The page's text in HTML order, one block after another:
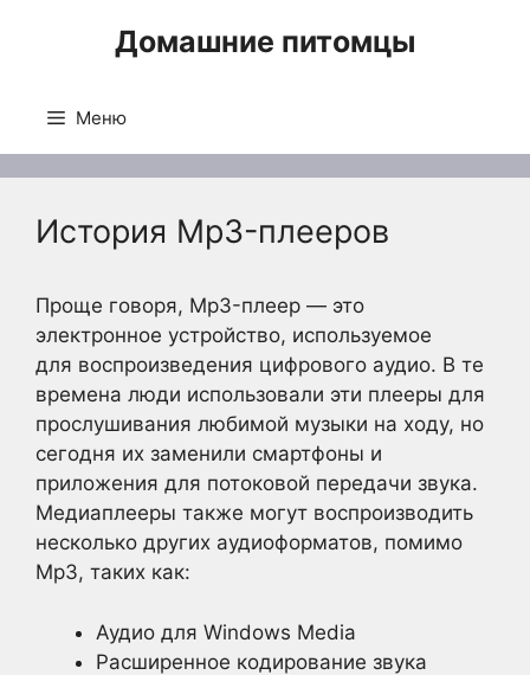
Домашние питомцы
Меню
История Mp3-плееров
Проще говоря, Mp3-плеер — это
электронное устройство, используемое
для воспроизведения цифрового аудио. В те
времена люди использовали эти плееры для
прослушивания любимой музыки на ходу, но
сегодня их заменили смартфоны и
приложения для потоковой передачи звука.
Медиаплееры также могут воспроизводить
несколько других аудиоформатов, помимо
Mp3, таких как:
Аудио для Windows Media
Расширенное кодирование звука